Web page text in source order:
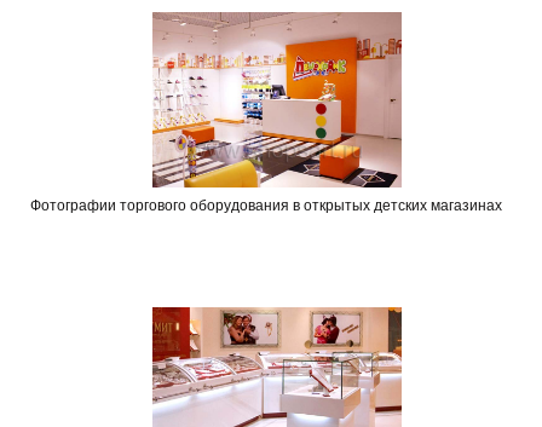
Фотографии торгового оборудования в открытых детских магазинах